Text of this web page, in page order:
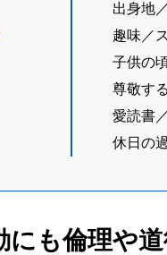
出身地
趣味／
子供の
尊敬す
愛読書
休日の
も倫理や